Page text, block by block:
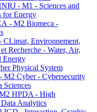
- M1 - Sciences and
for Energy
- M2 Biomeca -
Environnement,
Recherche - Water, Air,
Energy
Physical System
Cyber - Cybersecurity
Sciences
HPDA - High
Analytics